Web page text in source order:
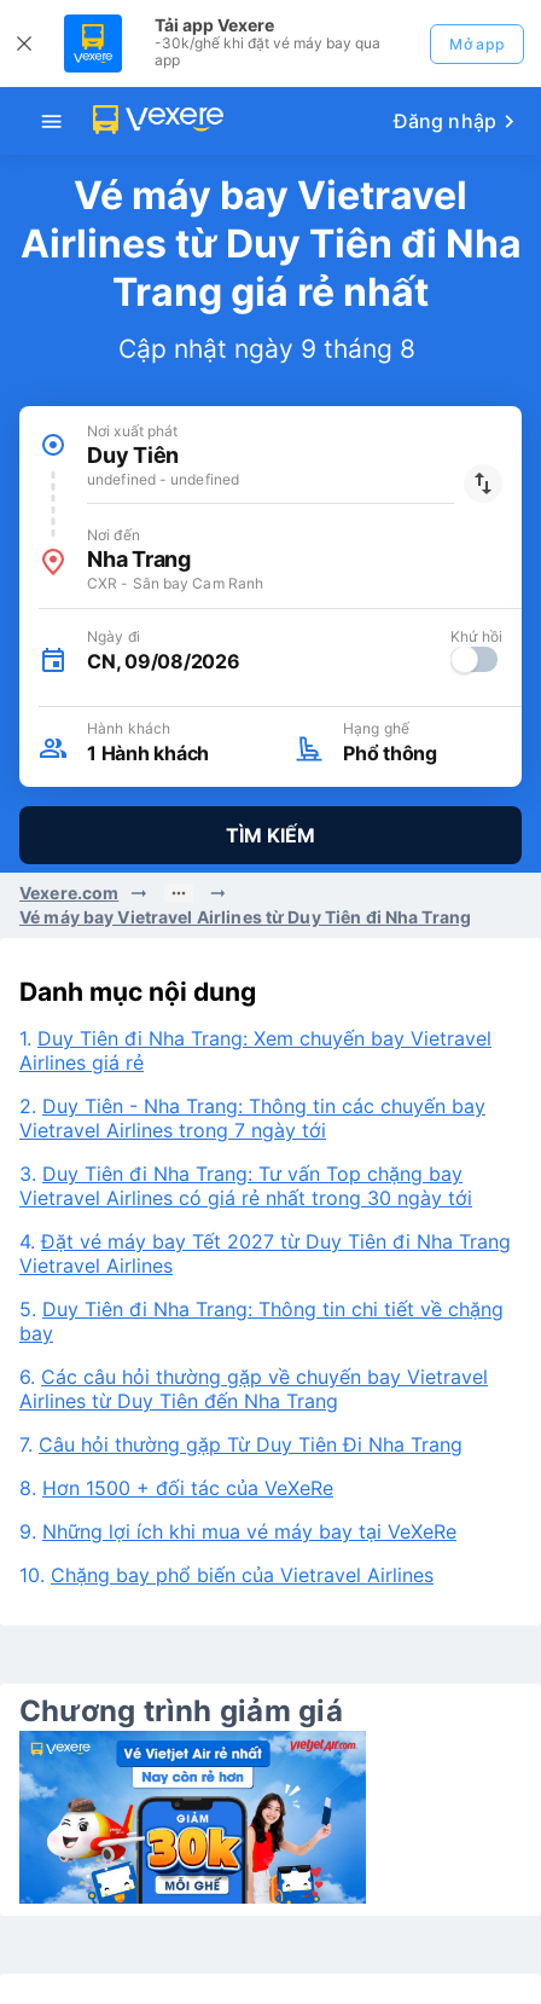
Tải app Vexere
-30k/ghế khi đặt vé máy bay qua
app
Mở app
Đăng nhập
Vé máy bay Vietravel
Airlines từ Duy Tiên đi Nha
Trang giá rẻ nhất
Cập nhật ngày 9 tháng 8
Nơi xuất phát
Duy Tiên
undefined - undefined
Nơi đến
Nha Trang
CXR - Sân bay Cam Ranh
Ngày đi
CN, 09/08/2026
Khứ hồi
Hành khách
1 Hành khách
Hạng ghế
Phổ thông
TÌM KIẾM
Vexere.com
Vé máy bay Vietravel Airlines từ Duy Tiên đi Nha Trang
Danh mục nội dung
1. Duy Tiên đi Nha Trang: Xem chuyến bay Vietravel
Airlines giá rẻ
2. Duy Tiên - Nha Trang: Thông tin các chuyến bay
Vietravel Airlines trong 7 ngày tới
3. Duy Tiên đi Nha Trang: Tư vấn Top chặng bay
Vietravel Airlines có giá rẻ nhất trong 30 ngày tới
4.Đặt vé máy bay Tết 2027 từ Duy Tiên đi Nha Trang
Vietravel Airlines
5. Duy Tiên đi Nha Trang: Thông tin chi tiết về chặng
bay
6. Các câu hỏi thường gặp về chuyến bay Vietravel
Airlines từ Duy Tiên đến Nha Trang
7. Câu hỏi thường gặp Từ Duy Tiên Đi Nha Trang
8. Hơn 1500 + đối tác của VeXeRe
9. Những lợi ích khi mua vé máy bay tại VeXeRe
10. Chặng bay phổ biến của Vietravel Airlines
Chương trình giảm giá